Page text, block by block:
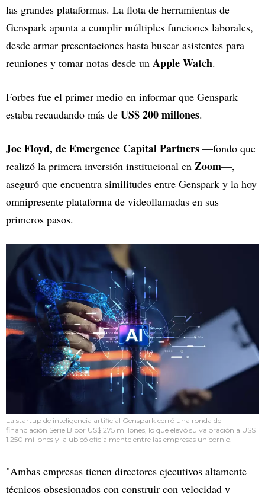
las grandes plataformas. La flota de herramientas de
Genspark apunta a cumplir múltiples funciones laborales,
desde armar presentaciones hasta buscar asistentes para
reuniones y tomar notas desde un Apple Watch.
Forbes fue el primer medio en informar que Genspark
estaba recaudando más de US$ 200 millones.
Joe Floyd, de Emergence Capital Partners —fondo que
realizó la primera inversión institucional en Zoom—,
aseguró que encuentra similitudes entre Genspark y la hoy
omnipresente plataforma de videollamadas en sus
primeros pasos.
La startup de inteligencia artificial Genspark cerró una ronda de
financiación Serie B por US$ 275 millones, lo que elevó su valoración a US$
1.250 millones y la ubicó oficialmente entre las empresas unicornio.
"Ambas empresas tienen directores ejecutivos altamente
técnicos obsesionados con construir con velocidad y